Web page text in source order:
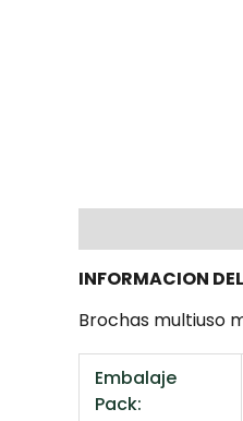
INFORMACION
Brochas multiuso
Embalaje
Pack: